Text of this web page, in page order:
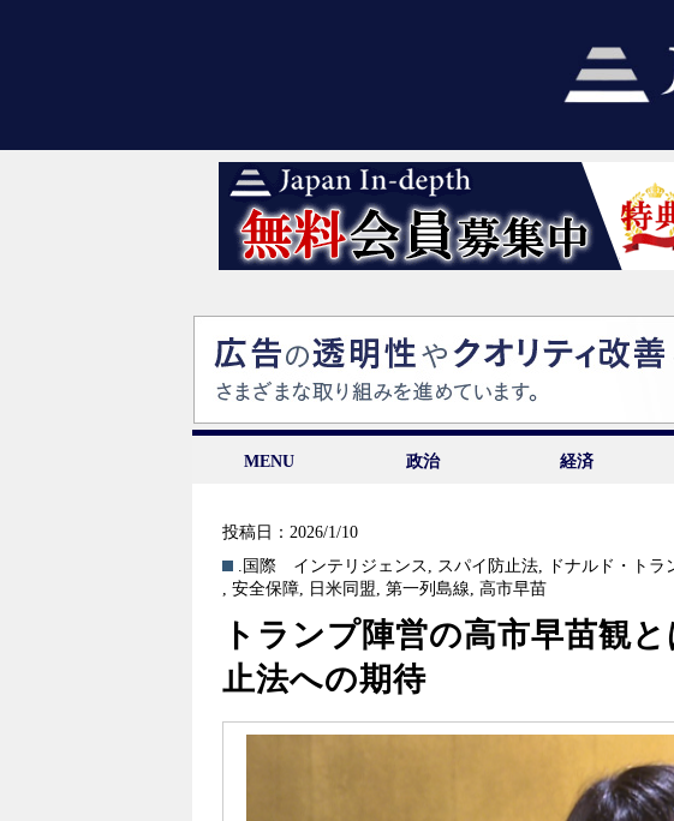
MENU 政治 経済
投稿日：2026/1/10
.国際
インテリジェンス , スパイ防止法, ドナルド・トラ
, 安全保障, 日米同盟, 第一列島線, 高市早苗
トランプ陣営の高市早苗観
止法への期待